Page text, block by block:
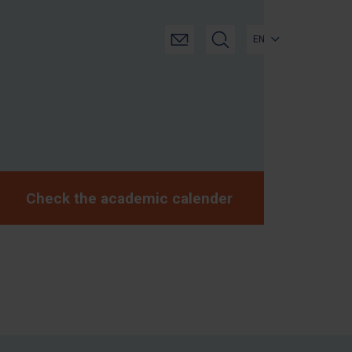
EN
Check the academic calender